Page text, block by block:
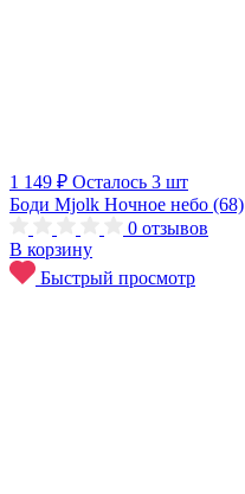
1 149 ₽ Осталось 3 шт
Боди Mjolk Ночное небо (68)
0 отзывов
В корзину
Быстрый просмотр